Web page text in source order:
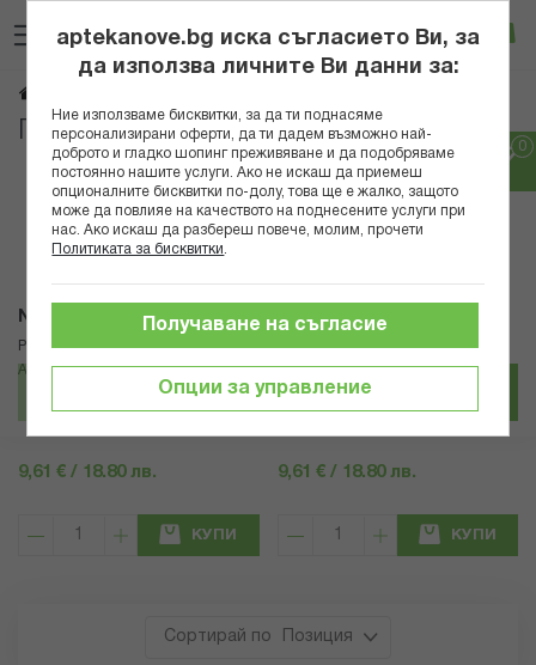
към
съдържанието
Вход
Продукти Нове Фарм
Популярни в тази категория
Nove Pharm
РЕЦ. МИРАКЪЛ ЛОСИОН ПРИ
АКНЕ СИЛНА ФОРМУЛА 50МЛ
9,61 € / 18.80 лв.
КУПИ
Nove Pharm
РЕЦ. МИРАКЪЛ ЛОСИОН ПРИ
АКНЕ СЛАБА ФОРМУЛА 100МЛ
9,61 € / 18.80 лв.
КУПИ
Позиция
aptekanove.bg иска съгласието Ви, за
да използва личните Ви данни за:
Ние използваме бисквитки, за да ти поднасяме
персонализирани оферти, да ти дадем възможно най-
доброто и гладко шопинг преживяване и да подобряваме
постоянно нашите услуги. Ако не искаш да приемеш
опционалните бисквитки по-долу, това ще е жалко, защото
може да повлияе на качеството на поднесените услуги при
нас. Ако искаш да разбереш повече, молим, прочети
Политиката за бисквитки
Опции за управление
Получаване на съгласие